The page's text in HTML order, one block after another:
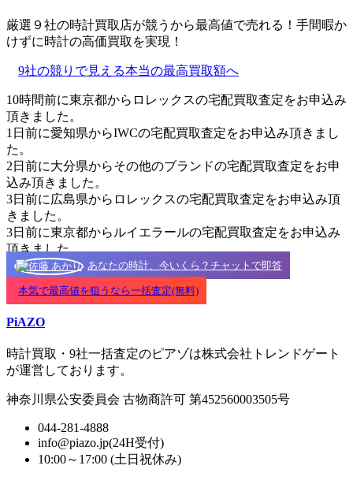
厳選９社の時計買取店が競うから最高値で売れる！手間暇か
けずに時計の高価買取を実現！
9社の競りで見える本当の最高買取額へ
10時間前に東京都からロレックスの宅配買取査定をお申込み
頂きました。
1日前に愛知県からIWCの宅配買取査定をお申込み頂きまし
た。
2日前に大分県からその他のブランドの宅配買取査定をお申
込み頂きました。
3日前に広島県からロレックスの宅配買取査定をお申込み頂
きました。
3日前に東京都からルイエラールの宅配買取査定をお申込み
頂きました。
あなたの時計、今いくら？チャットで即答
本気で最高値を狙うなら一括査定(無料)
PiAZO
時計買取・9社一括査定のピアゾは株式会社トレンドゲート
が運営しております。
神奈川県公安委員会 古物商許可 第452560003505号
044-281-4888
info@piazo.jp(24H受付)
10:00～17:00 (土日祝休み)